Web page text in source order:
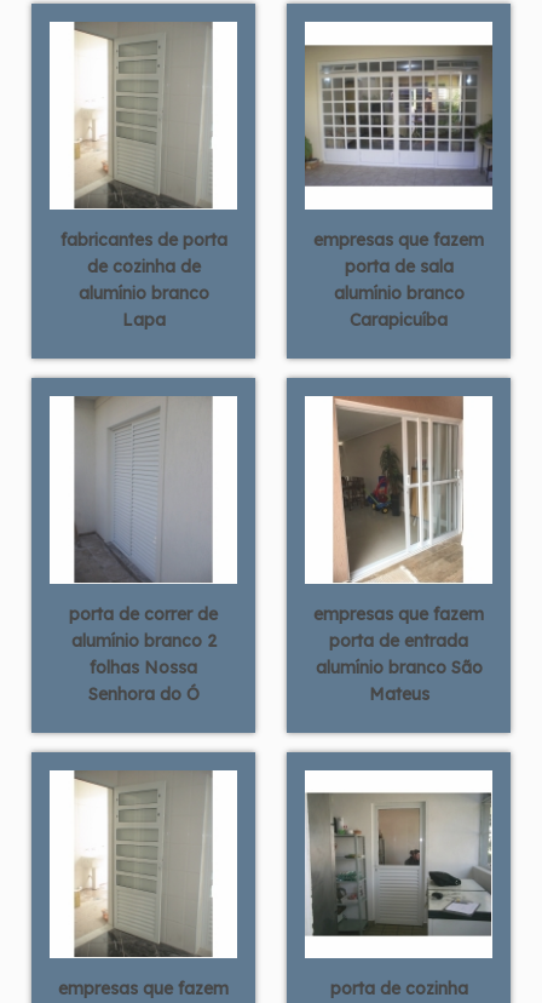
fabricantes de porta
de cozinha de
alumínio branco
Lapa
empresas que fazem
porta de sala
alumínio branco
Carapicuíba
porta de correr de
alumínio branco 2
folhas Nossa
Senhora do Ó
empresas que fazem
porta de entrada
alumínio branco São
Mateus
empresas que fazem
porta de cozinha